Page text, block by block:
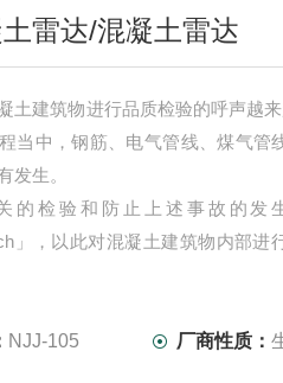
雷达/混凝土雷达
土建筑物进行品质检验的呼声越
当中，钢筋、电气管线、煤气管
发生。
的检验和防止上述事故的发
」，以此对混凝土建筑物内部进
NJJ-105 厂商性质：